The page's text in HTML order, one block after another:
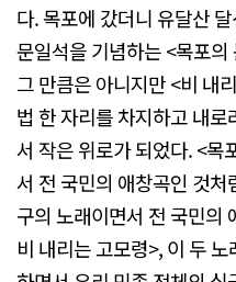
다. 목포에 갔더니 유달산
문일석을 기념하는 <목포
그 만큼은 아니지만 <비 내
법 한 자리를 차지하고 내
서 작은 위로가 되었다. <목
서 전 국민의 애창곡인 것
구의 노래이면서 전 국민의
비 내리는 고모령>, 이 두